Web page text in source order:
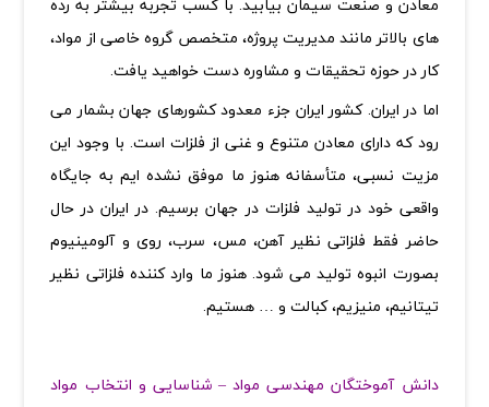
های بالاتر مانند مدیریت پروژه، متخصص گروه خاصی از مواد،
کار در حوزه تحقیقات و مشاوره دست خواهید یافت.
اما در ایران. کشور ایران جزء معدود کشورهای جهان بشمار می
رود که دارای معادن متنوع و غنی از فلزات است. با وجود این
مزیت نسبی، متأسفانه هنوز ما موفق نشده ایم به جایگاه
واقعی خود در تولید فلزات در جهان برسیم. در ایران در حال
حاضر فقط فلزاتی نظیر آهن، مس، سرب، روی و آلومینیوم
بصورت انبوه تولید می شود. هنوز ما وارد کننده فلزاتی نظیر
تیتانیم، منیزیم، کبالت و … هستیم.
دانش آموختگان مهندسی مواد – شناسایی و انتخاب مواد